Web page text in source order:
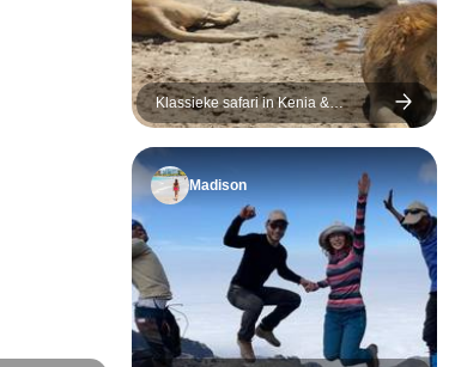
Klassieke safari in Kenia &
Tanzania - twee vliegen in één klap
- duurzaam reizen
Madison